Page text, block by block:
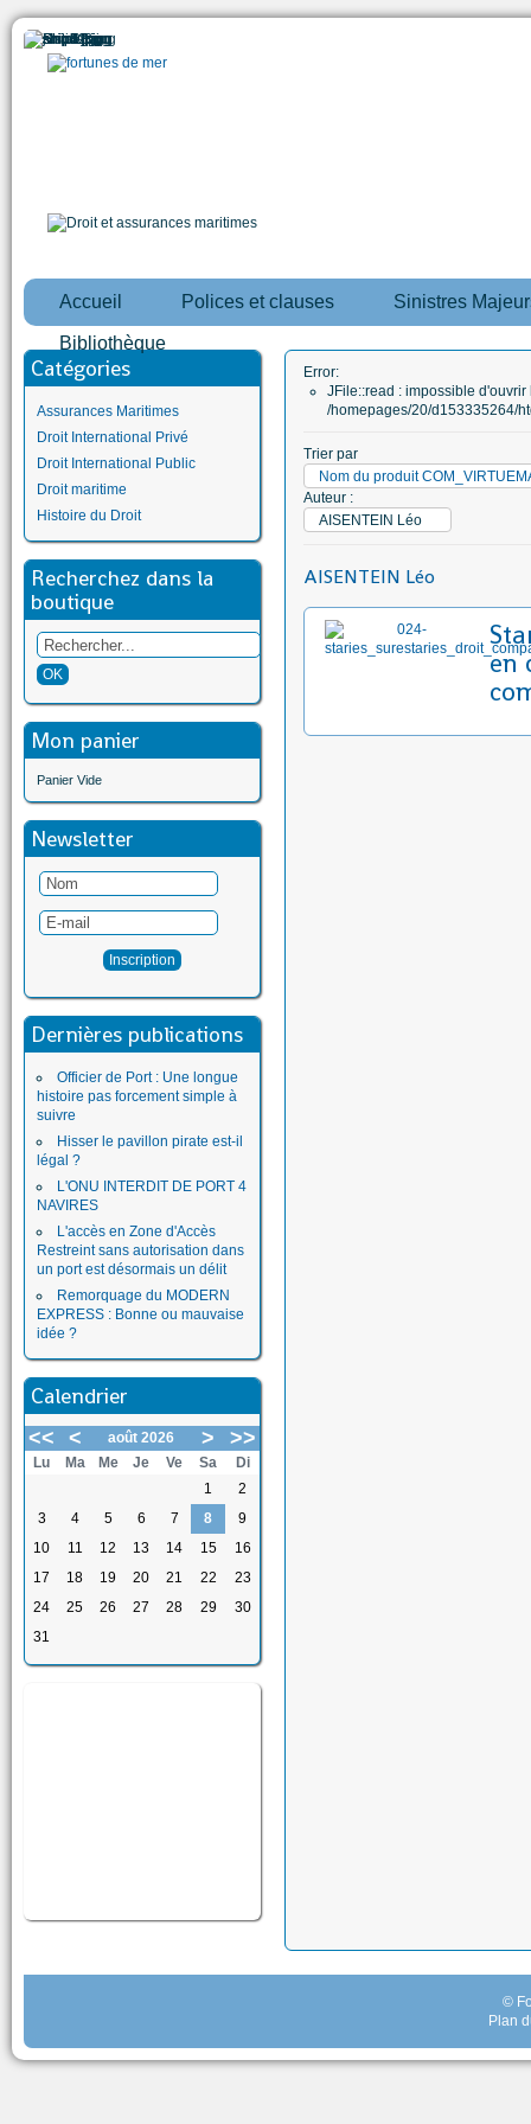
Accueil Polices et clauses Sinistres
Bibliothèque
Catégories
Assurances Maritimes
Droit International Privé
Droit International Public
Droit maritime
Histoire du Droit
Recherchez dans la
boutique
Mon panier
Panier Vide
Newsletter
Dernières publications
Officier de Port : Une longue
histoire pas forcement simple à
suivre
Hisser le pavillon pirate est-il
légal ?
L'ONU INTERDIT DE PORT 4
NAVIRES
L'accès en Zone d'Accès
Restreint sans autorisation dans
un port est désormais un délit
Remorquage du MODERN
EXPRESS : Bonne ou mauvaise
idée ?
Calendrier
<< < août 2026 > >>
Lu Ma Me Je Ve Sa
Di
1
2
3
4 5 6 7 8
9
10
11 12 13 14 15
16
17
18 19 20 21 22
23
24
25 26 27 28 29
30
31
Error:
JFile::read : impossible d'ouvrir
/homepages/20/d153335264/
Trier par
Nom du produit
Auteur :
AISENTEIN Léo
AISENTEIN Léo
en
©
Plan